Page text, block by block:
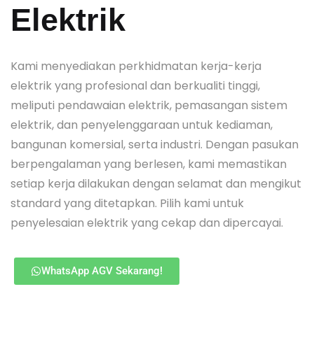
Elektrik
Kami menyediakan perkhidmatan kerja-kerja
elektrik yang profesional dan berkualiti tinggi,
meliputi pendawaian elektrik, pemasangan sistem
elektrik, dan penyelenggaraan untuk kediaman,
bangunan komersial, serta industri. Dengan pasukan
berpengalaman yang berlesen, kami memastikan
setiap kerja dilakukan dengan selamat dan mengikut
standard yang ditetapkan. Pilih kami untuk
penyelesaian elektrik yang cekap dan dipercayai.
WhatsApp AGV Sekarang!